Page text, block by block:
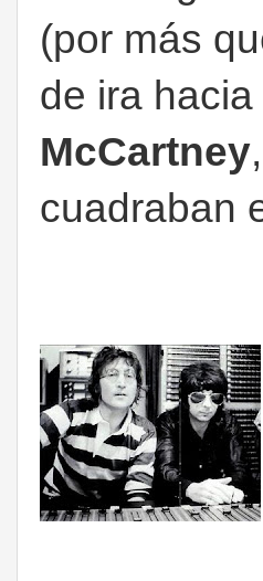
(por más
de ira
McCartney
cuadraban